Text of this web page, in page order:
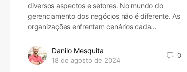
diversos aspectos e setores. No mundo do
gerenciamento dos negócios não é diferente. As
organizações enfrentam cenários cada…
Danilo Mesquita
18 de agosto de 2024
0